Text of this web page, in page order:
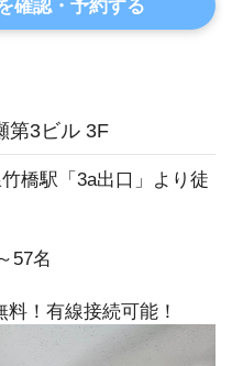
確認・予約する
第3ビル 3F
橋駅「3a出口」より徒
57名
！有線接続可能！